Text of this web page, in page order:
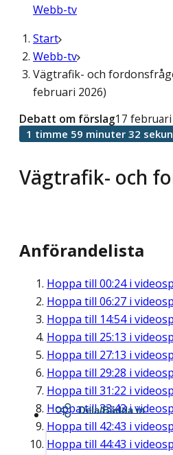
Webb-tv
Start
Webb-tv
Vägtrafik- och
februari 2026)
Vägtrafik- och
Debatt om förslag17
1 timme 59 minuter 32
Anförandelista
Hoppa till 00:24i
Hoppa till 06:27 i
Hoppa till 14:54i
Hoppa till 25:13 i
Hoppa till 27:13 i
Hoppa till 29:28 i
Hoppa till 31:22 i
Hoppa till33:43i
Hoppa till 42:43 i
Hoppa till 44:43 i
Dela/Bädda in